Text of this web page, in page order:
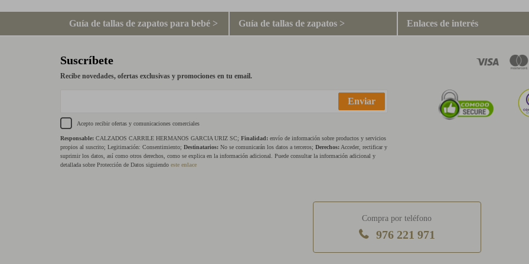
Guía de tallas de zapatos para bebé > Guía de tallas de zapatos > Enlaces de interés
Suscríbete
Recibe novedades, ofertas exclusivas y promociones en tu email.
Enviar
Acepto recibir ofertas y comunicaciones comerciales
Responsable: CALZADOS CARRILE HERMANOS GARCIA URIZ SC; Finalidad: envío de información sobre productos y servicios
propios al suscrito; Legitimación: Consentimiento; Destinatarios: No se comunicarán los datos a terceros; Derechos: Acceder, rectificar y
suprimir los datos, así como otros derechos, como se explica en la información adicional. Puede consultar la información adicional y
detallada sobre Protección de Datos siguiendo este enlace
Compra por teléfono
976 221 971